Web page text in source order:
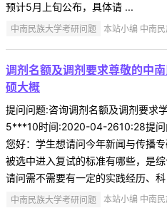
预计5月上旬公布，具体请 ...
中南民族大学考研问题 本站小编 中南
调剂名额及调剂要求尊敬的中
硕大概
提问问题:咨询调剂名额及调剂要求
5***10时间:2020-04-2610:28提问
您好：学生想请问今年新闻与传播
被选中进入复试的标准有哪些，是
请问需不需要有一定的实践经历、
中南民族大学考研问题 本站小编 中南